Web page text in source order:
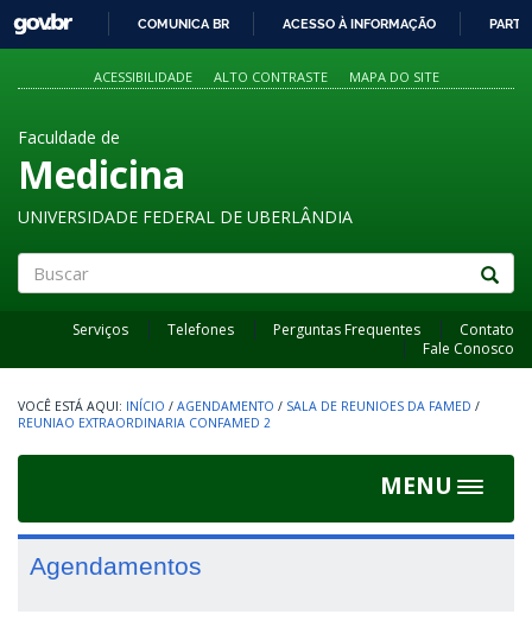
PARA
O
GOVBR
COMUNICA BR ACESSO À INFORMAÇÃO
ACESSIBILIDADE ALTO CONTRASTE MAPA DO SITE
Faculdade de
Medicina
UNIVERSIDADE FEDERAL DE UBERLÂNDIA
Serviços Telefones Perguntas Frequentes
Contato
Fale Conosco
INÍCIO / AGENDAMENTO / SALA DE REUNIOES DA FAMED /
REUNIAO EXTRAORDINARIA CONFAMED 2
MENU
Toggle
Agendamentos